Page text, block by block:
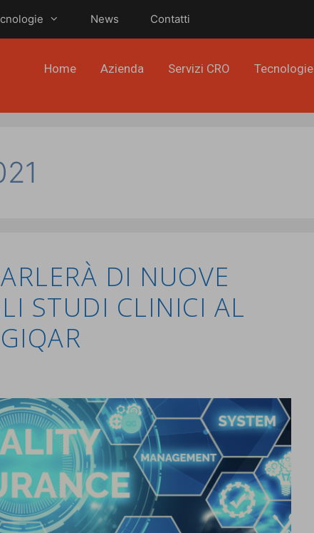
News Contatti
Home Azienda Servizi CRO Tecnologie
DI NUOVE
STUDI CLINICI AL